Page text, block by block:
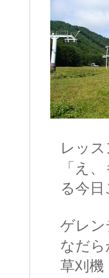
レッ
「え
る今日
ゲレン
なだ
草刈機